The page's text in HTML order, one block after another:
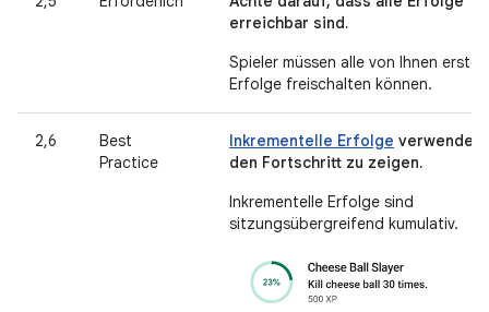
erreichbar sind.
Spieler müssen alle von Ihnen
Erfolge freischalten können.
2,6
Best
Practice
Inkrementelle Erfolge verwenden,
den Fortschritt zu zeigen.
Inkrementelle Erfolge sind
sitzungsübergreifend kumulativ.